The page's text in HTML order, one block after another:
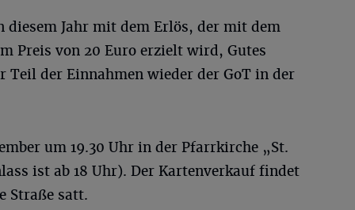
diesem Jahr mit dem Erlös, der mit dem
Preis von 20 Euro erzielt wird, Gutes
Teil der Einnahmen wieder der GoT in der
um 19.30 Uhr in der Pfarrkirche „St.
ist ab 18 Uhr). Der Kartenverkauf findet
Straße satt.